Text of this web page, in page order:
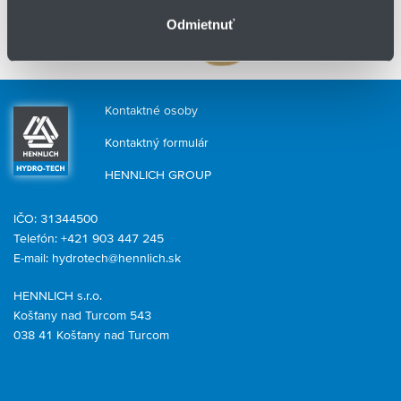
Odmietnuť
Kontaktné osoby
Kontaktný formulár
HENNLICH GROUP
HENNLICH s.r.o.
Košťany nad Turcom 543
038 41 Košťany nad Turcom
IČO: 31344500
Telefón: +421 903 447 245
E-mail: hydrotech@hennlich.sk